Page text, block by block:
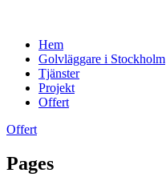
Hem
Golvläggare i Stockholm
Tjänster
Projekt
Offert
Offert
Pages